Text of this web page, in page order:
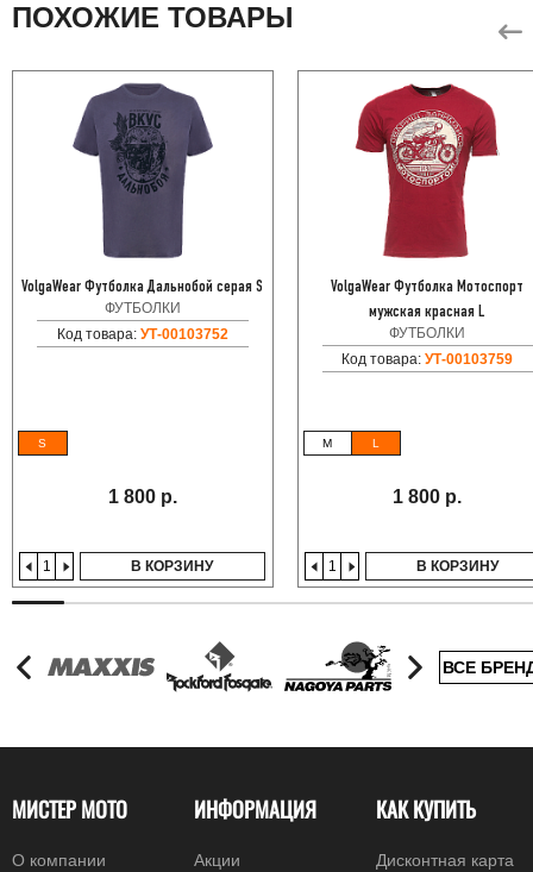
ПОХОЖИЕ ТОВАРЫ
VolgaWear Футболка Дальнобой серая S
ФУТБОЛКИ
Код товара: УТ-00103752
S
1 800 р.
В КОРЗИНУ
VolgaWear Футболка Мотоспорт
мужская красная L
ФУТБОЛКИ
Код товара:УТ-00103759
M L
1 800 р.
В КОРЗИНУ
ВСЕ
МИСТЕР МОТО
О компании
ИНФОРМАЦИЯ
Акции
КАК КУПИТЬ
Дисконтная карта